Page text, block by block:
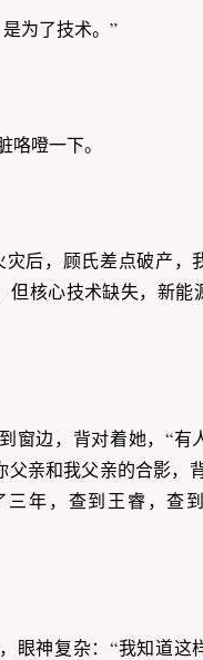
为了技术。”
咯噔一下。
灾后，顾氏差点破产，
但核心技术缺失，新能
窗边，背对着她，“有
父亲和我父亲的合影，
三年，查到王睿，查
眼神复杂：“我知道这